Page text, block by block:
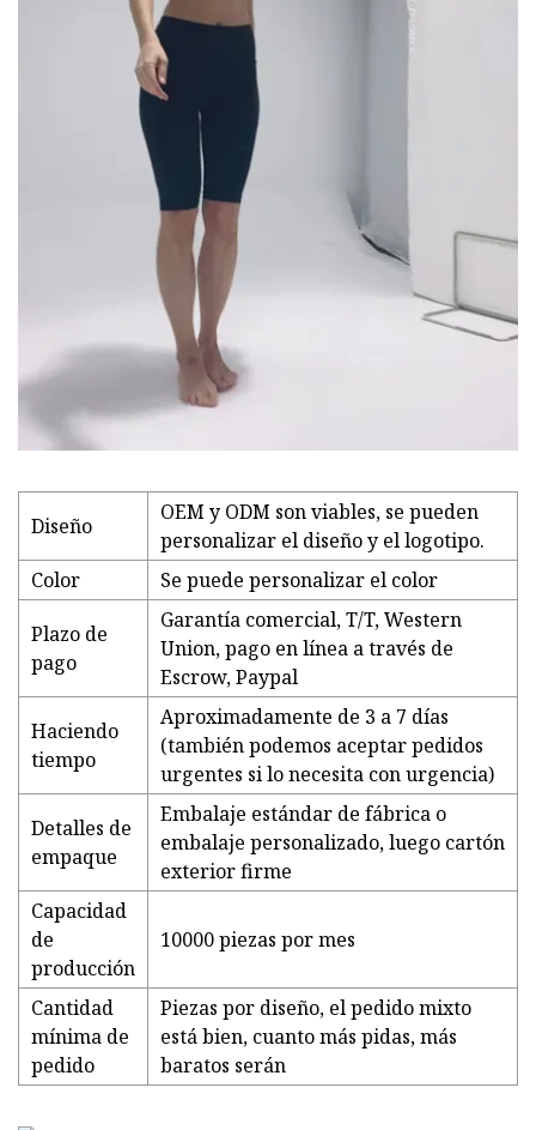
Diseño
OEM y ODM son viables, se pueden
personalizar el diseño y el logotipo.
Color
Se puede personalizar el color
Plazo de
pago
Garantía comercial, T/T, Western
Union, pago en línea a través de
Escrow, Paypal
Haciendo
tiempo
Aproximadamente de 3 a 7 días
(también podemos aceptar pedidos
urgentes si lo necesita con urgencia)
Detalles de
empaque
Embalaje estándar de fábrica o
embalaje personalizado, luego cartón
exterior firme
Capacidad
de
producción
10000 piezas por mes
Cantidad
mínima de
pedido
Piezas por diseño, el pedido mixto
está bien, cuanto más pidas, más
baratos serán